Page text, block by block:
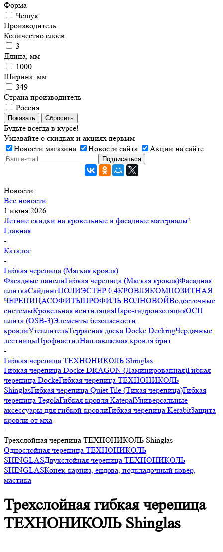
Форма
Чешуя
Производитель
Количество слоёв
3
Длина, мм
1000
Ширина, мм
349
Страна производитель
Россия
Показать Сбросить
Будьте всегда в курсе!
Узнавайте о скидках и акциях первым
Новости магазина
Новости сайта Акции на сайте
Новости
Все новости
1 июня 2026
Летние скидки на кровельные и фасадные материалы!
Главная
-
Каталог
-
Гибкая черепица (Мягкая кровля)
Фасадные панелиГибкая черепица (Мягкая кровля)Фасадная
плиткаСайдингПОЛИЭСТЕР 0,4КРОВЛЯКОМПОЗИТНАЯ
ЧЕРЕПИЦАСОФИТЫПРОФИЛЬ ВОЛНОВОЙВодосточные
системыКровельная вентиляцияПаро-гидроизоляцияОСП
плита (OSB-3)Элементы безопасности
кровлиУтеплительТеррасная доска Docke DeckingЧердачные
лестницыПрофнастилНаплавляемая кровля брит
-
Гибкая черепица ТЕХНОНИКОЛЬ Shinglas
Гибкая черепица Docke DRAGON (Ламинированная)Гибкая
черепица DockeГибкая черепица ТЕХНОНИКОЛЬ
ShinglasГибкая черепица Quiet Tile (Тихая черепица)Гибкая
черепица TegolaГибкая кровля KatepalУниверсальные
аксессуары для гибкой кровлиГибкая черепица KerabitЗащита
кровли от мха
-
Трехслойная черепица ТЕХНОНИКОЛЬ Shinglas
Однослойная черепица ТЕХНОНИКОЛЬ
SHINGLASДвухслойная черепица ТЕХНОНИКОЛЬ
SHINGLASКонек-карниз, ендова, подкладочный ковер,
мастика
Трехслойная гибкая черепица
ТЕХНОНИКОЛЬ Shinglas